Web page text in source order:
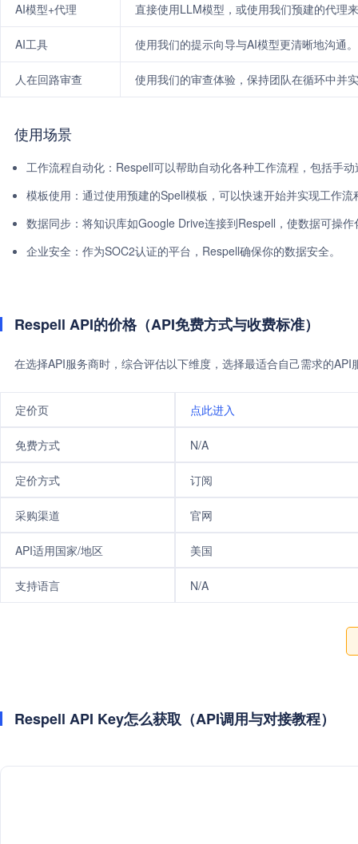
AI模型+代理 直接使用LLM模型，或使用我们预建的代理
AI工具 使用我们的提示向导与AI模型更清晰地沟通。
人在回路审查 使用我们的审查体验，保持团队在循环中并
使用场景
工作流程自动化：Respell可以帮助自动化各种工作流程，包括手
模板使用：通过使用预建的Spell模板，可以快速开始并实现工作流
数据同步：将知识库如Google Drive连接到Respell，使数据可操作
企业安全：作为SOC2认证的平台，Respell确保你的数据安全。
Respell API的价格（API免费方式与收费标准）
在选择API服务商时，综合评估以下维度，选择最适合自己需求的
定价页 点此进入
免费方式 N/A
定价方式 订阅
采购渠道 官网
API适用国家/地区 美国
支持语言 N/A
Respell API Key怎么获取（API调用与对接教程）